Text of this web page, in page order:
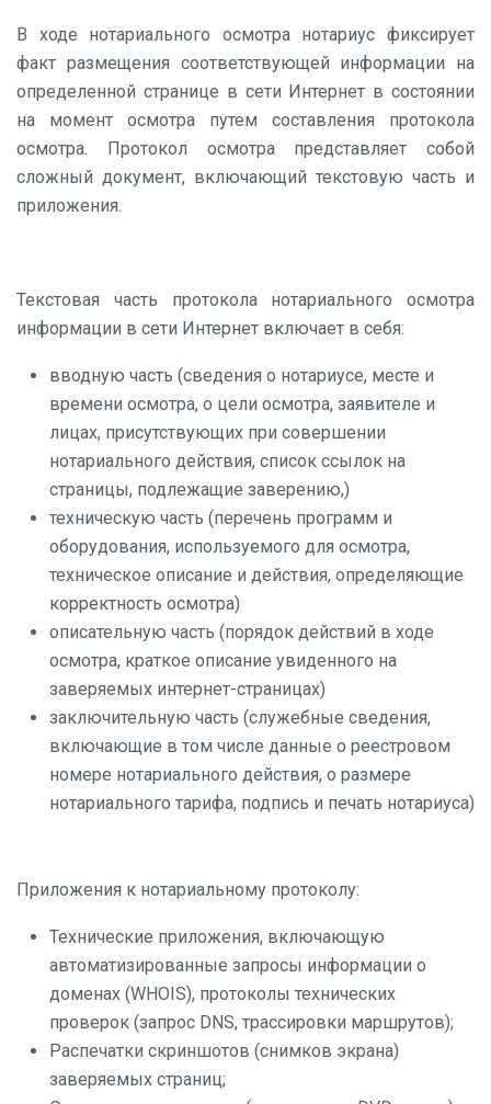
В ходе нотариального осмотра нотариус фиксирует
факт размещения соответствующей информации на
определенной странице в сети Интернет в состоянии
на момент осмотра путем составления протокола
осмотра. Протокол осмотра представляет собой
сложный документ, включающий текстовую часть и
приложения.
Текстовая часть протокола нотариального осмотра
информации в сети Интернет включает в себя:
вводную часть (сведения о нотариусе, месте и
времени осмотра, о цели осмотра, заявителе и
лицах, присутствующих при совершении
нотариального действия, список ссылок на
страницы, подлежащие заверению,)
техническую часть (перечень программ и
оборудования, используемого для осмотра,
техническое описание и действия, определяющие
корректность осмотра)
описательную часть (порядок действий в ходе
осмотра, краткое описание увиденного на
заверяемых интернет-страницах)
заключительную часть (служебные сведения,
включающие в том числе данные о реестровом
номере нотариального действия, о размере
нотариального тарифа, подпись и печать нотариуса)
Приложения к нотариальному протоколу:
Технические приложения, включающую
автоматизированные запросы информации о
доменах (WHOIS), протоколы технических
проверок (запрос DNS, трассировки маршрутов);
Распечатки скриншотов (снимков экрана)
заверяемых страниц;